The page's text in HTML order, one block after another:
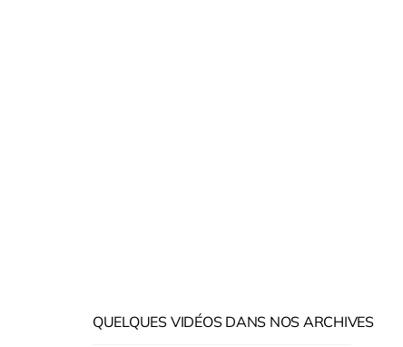
QUELQUES VIDÉOS DANS NOS ARCHIVES